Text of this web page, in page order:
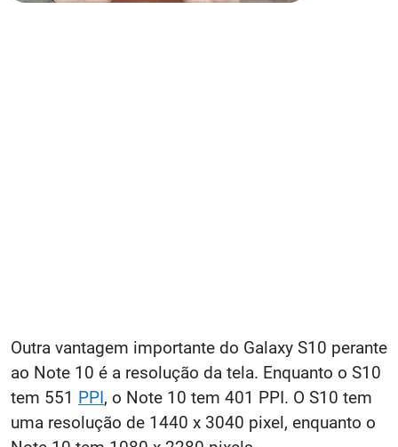
Outra vantagem importante do Galaxy S10 perante
ao Note 10 é a resolução da tela. Enquanto o S10
tem 551 PPI, o Note 10 tem 401 PPI. O S10 tem
uma resolução de 1440 x 3040 pixel, enquanto o